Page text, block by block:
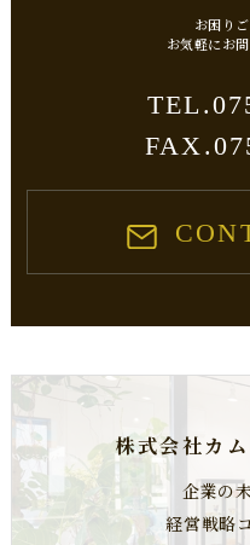
当社は、保有する個人情報に
努めます。
お問い合わせ
当社の個人情報の取扱に関す
松永幸大税理士事務所
075-755-4172
お困り
お気軽にお
TEL.
株式会社カ
企業の
経営戦略